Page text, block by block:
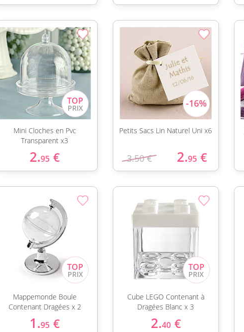
Mini Cloches en Pvc
Transparent x3
2.95 €
Petits Sacs Lin Naturel Uni x6
3.50 € 2.95 €
Mappemonde Boule
Contenant Dragées x 2
1.95 €
Cube LEGO Contenant à
Dragées Blanc x 3
2.40 €